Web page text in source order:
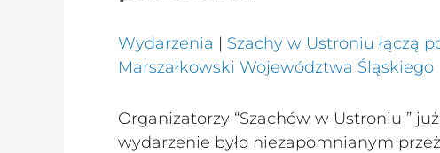
Wydarzenia | Szachy w Ustroniu łączą
Marszałkowski Województwa Śląskiego|
Organizatorzy “Szachów w Ustroniu ”
wydarzenie było niezapomnianym